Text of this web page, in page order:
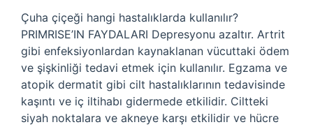
Çuha çiçeği hangi hastalıklarda kullanılır?
PRIMRISE’IN FAYDALARI Depresyonu azaltır. Artrit
gibi enfeksiyonlardan kaynaklanan vücuttaki ödem
ve şişkinliği tedavi etmek için kullanılır. Egzama ve
atopik dermatit gibi cilt hastalıklarının tedavisinde
kaşıntı ve iç iltihabı gidermede etkilidir. Ciltteki
siyah noktalara ve akneye karşı etkilidir ve hücre